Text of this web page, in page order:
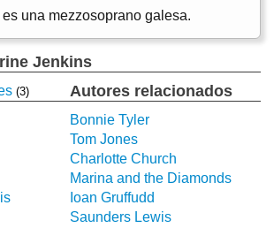
una mezzosoprano galesa.
Jenkins
(3) Autores relacionados
Bonnie Tyler
Tom Jones
Charlotte Church
Marina and the Diamonds
Ioan Gruffudd
Saunders Lewis